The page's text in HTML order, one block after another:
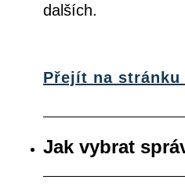
dalších.
Přejít na stránku
Jak vybrat